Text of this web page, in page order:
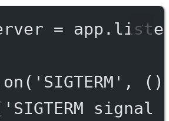
= app.
on ( 'SIGTERM' ,
'SIGTERM